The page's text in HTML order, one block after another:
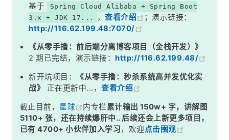
基于
Spring Cloud Alibaba + Spring Boot
3.x + JDK 17...
，查看介绍
；演示链接：
http://116.62.199.48:7070/
《从零手撸：前后端分离博客项目（全栈开发）》
2 期已完结，演示链接： http://116.62.199.48/
新开坑项目：
《从零手撸：秒杀系统高并发优化实
战》
正在更新中...，查看介绍
截止目前， 星球 内专栏累计输出 150w+ 字，讲解图
5110+ 张，还在持续爆肝中.. 后续还会上新更多项目，
已有 4700+ 小伙伴加入学习，欢迎点击围观